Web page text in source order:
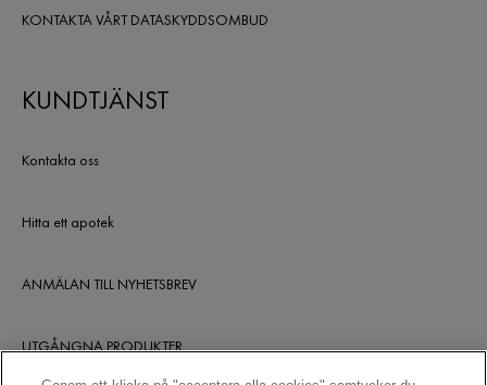
KONTAKTA VÅRT DATASKYDDSOMBUD
KUNDTJÄNST
Kontakta oss
Hitta ett apotek
ANMÄLAN TILL NYHETSBREV
UTGÅNGNA PRODUKTER